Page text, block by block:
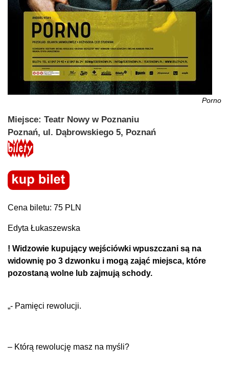
Porno
Miejsce: Teatr Nowy w Poznaniu
Poznań, ul. Dąbrowskiego 5, Poznań
Cena biletu: 75 PLN
Edyta Łukaszewska
! Widzowie kupujący wejściówki wpuszczani są na
widownię po 3 dzwonku i mogą zająć miejsca, które
pozostaną wolne lub zajmują schody.
„- Pamięci rewolucji.
– Którą rewolucję masz na myśli?